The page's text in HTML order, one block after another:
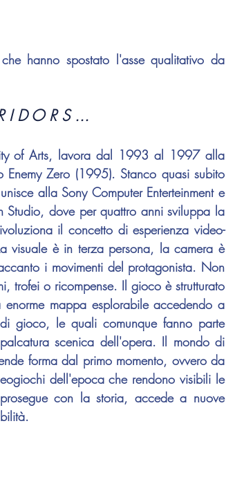
hanno spostato l'asse qualitativo da
I D O R S ...
Enemy Zero (1995). Stanco quasi subito
alla Sony Computer Enterteinment e
Studio, dove per quattro anni sviluppa la
il concetto di esperienza video-
visuale è in terza persona, la camera è
i movimenti del protagonista. Non
trofei o ricompense. Il gioco è strutturato
mappa esplorabile accedendo a
gioco, le quali comunque fanno parte
forma dal primo momento, ovvero da
dell'epoca che rendono visibili le
con la storia, accede a nuove